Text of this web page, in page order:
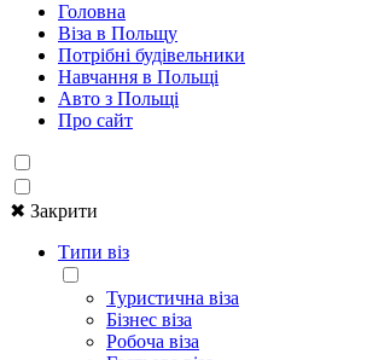
Головна
Віза в Польщу
Потрібні будівельники
Навчання в Польщі
Авто з Польщі
Про сайт
✖ Закрити
Типи віз
Туристична віза
Бізнес віза
Робоча віза